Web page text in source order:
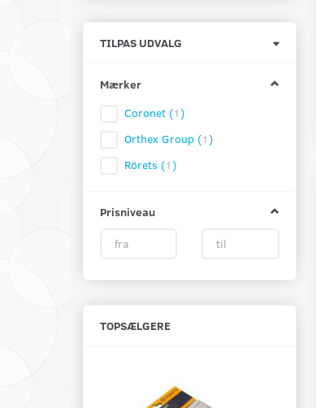
TILPAS UDVALG
Mærker
Coronet (1)
Orthex Group (1)
Rörets (1)
Prisniveau
TOPSÆLGERE